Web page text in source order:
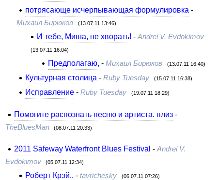
потрясающе исчерпывающая формулировка -
Михаил Бирюков (13.07.11 13:46)
И тебе, Миша, не хворать! - Andrei V. Evdokimov
(13.07.11 16:04)
Предполагаю, - Михаил Бирюков (13.07.11 16:40)
Культурная столица -Ruby Tuesday (15.07.11 16:38)
Исправление -Ruby Tuesday (19.07.11 18:29)
Помогите распознать песню и артиста. плиз-
TheBluesMan (08.07.11 20:33)
2011 Safeway Waterfront Blues Festival - Andrei V.
Evdokimov
(05.07.11 12:34)
Роберт Крэй.. -tavrichesky (06.07.11 07:26)